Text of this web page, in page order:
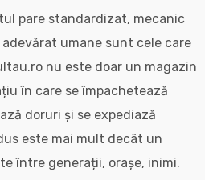
pare standardizat, mecanic
umane sunt cele care
nu este doar un magazin
în care se împachetează
doruri și se expediază
este mai mult decât un
între generații, orașe, inimi.